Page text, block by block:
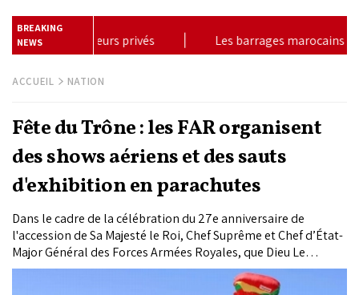
BREAKING
NEWS
barrages marocains résistent à la canicule grâce à des réserves
ACCUEIL NATION
Fête du Trône : les FAR organisent
des shows aériens et des sauts
d'exhibition en parachutes
Dans le cadre de la célébration du 27e anniversaire de
l'accession de Sa Majesté le Roi, Chef Suprême et Chef d’État-
Major Général des Forces Armées Royales, que Dieu Le
glorifie, au Trône de Ses Glorieux Ancêtres, les Forces Armées
Royales (FAR) organisent les 30 et 31 juillet des shows aériens